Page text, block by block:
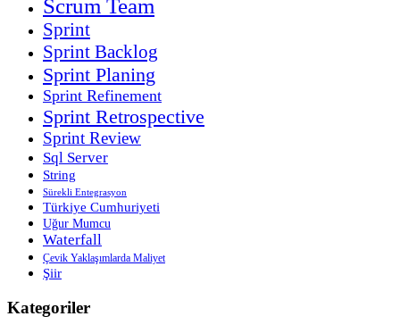
Scrum Team
Sprint
Sprint Backlog
Sprint Planing
Sprint Refinement
Sprint Retrospective
Sprint Review
Sql Server
String
Sürekli Entegrasyon
Türkiye Cumhuriyeti
Uğur Mumcu
Waterfall
Çevik Yaklaşımlarda Maliyet
Şiir
Kategoriler